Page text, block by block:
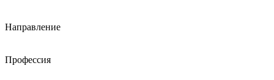
Направление
Профессия